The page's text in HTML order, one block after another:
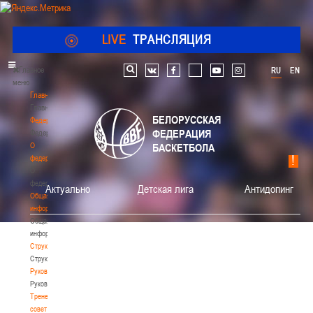
LIVE ТРАНСЛЯЦИЯ
Главное
меню
Главная
Главная
Федерация
Федерация
О
федерации
федерации
Общая
информация
Общая
информация
Структура
Структура
Руководство
Руководство
Тренерский
совет
RU EN
Поиск по сайту
vk facebook youtube instagram
БЕЛОРУССКАЯ
ФЕДЕРАЦИЯ
БАСКЕТБОЛА
Актуально Детская лига Антидопинг